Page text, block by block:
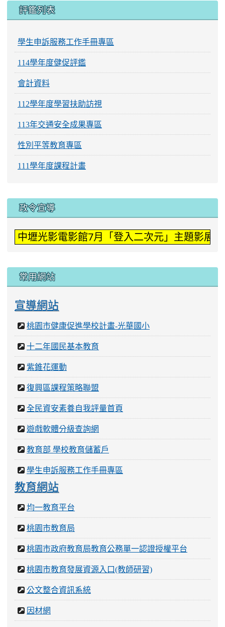
評鑑列表
學生申訴服務工作手冊專區
114學年度健促評鑑
會計資料
112學年度學習扶助訪視
113年交通安全成果專區
性別平等教育專區
111學年度課程計畫
政令宣導
中壢光影電影館7月「登入二次元」主題影展。
常用網站
宣導網站
桃園市健康促進學校計畫-光華國小
十二年國民基本教育
紫錐花運動
復興區課程策略聯盟
全民資安素養自我評量首頁
遊戲軟體分級查詢網
教育部 學校教育儲蓄戶
學生申訴服務工作手冊專區
教育網站
均一教育平台
桃園市教育局
桃園市政府教育局教育公務單一認證授權平台
桃園市教育發展資源入口(教師研習)
公文整合資訊系統
因材網